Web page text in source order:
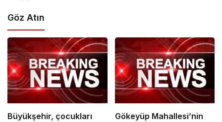
Göz Atın
Büyükşehir, çocukları
Gökeyüp Mahallesi’nin